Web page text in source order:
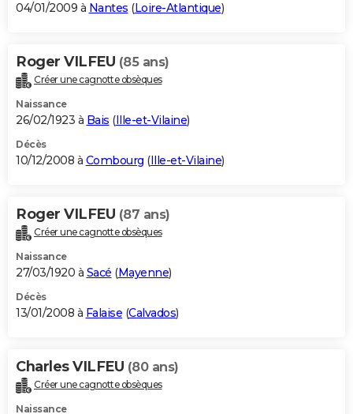
04/01/2009 à Nantes (Loire-Atlantique)
Roger VILFEU (85 ans)
Créer une cagnotte obsèques
Naissance
26/02/1923 à Bais (Ille-et-Vilaine)
Décès
10/12/2008 à Combourg (Ille-et-Vilaine)
Roger VILFEU (87 ans)
Créer une cagnotte obsèques
Naissance
27/03/1920 à Sacé (Mayenne)
Décès
13/01/2008 à Falaise (Calvados)
Charles VILFEU (80 ans)
Créer une cagnotte obsèques
Naissance